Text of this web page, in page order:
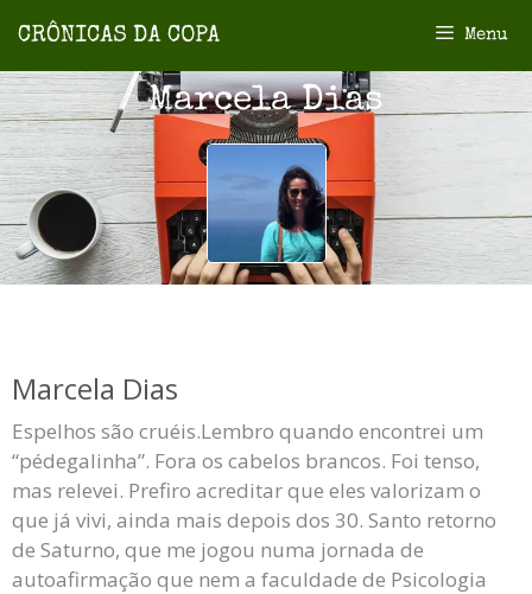
Menu
Marcela Dias
Marcela Dias
Espelhos são cruéis.Lembro quando encontrei um
“pédegalinha”. Fora os cabelos brancos. Foi tenso,
mas relevei. Prefiro acreditar que eles valorizam o
que já vivi, ainda mais depois dos 30. Santo retorno
de Saturno, que me jogou numa jornada de
autoafirmação que nem a faculdade de Psicologia